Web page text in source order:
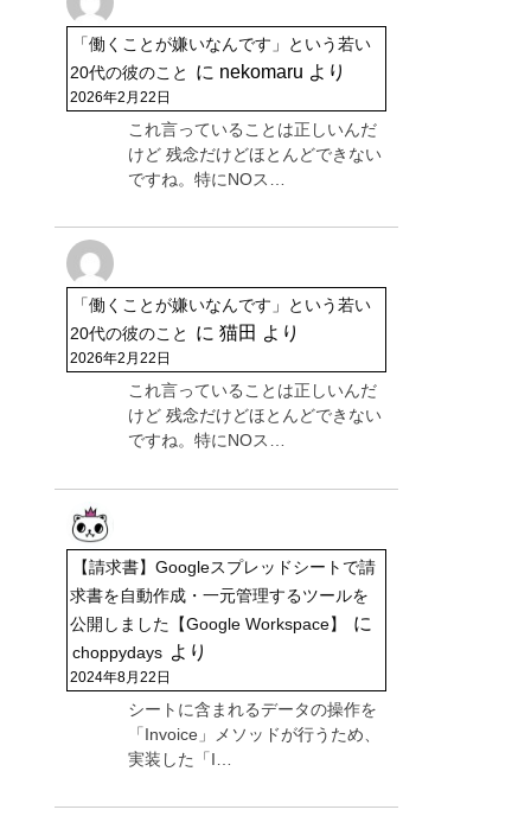
「働くことが嫌いなんです」という若い
20代の彼のこと
に nekomaru より
2026年2月22日
これ言っていることは正しいんだ
けど 残念だけどほとんどできない
ですね。特にNOス…
「働くことが嫌いなんです」という若い
20代の彼のこと
に 猫田 より
2026年2月22日
これ言っていることは正しいんだ
けど 残念だけどほとんどできない
ですね。特にNOス…
【請求書】Googleスプレッドシートで請
求書を自動作成・一元管理するツールを
公開しました【Google Workspace】
に
choppydays より
2024年8月22日
シートに含まれるデータの操作を
「Invoice」メソッドが行うため、
実装した「I…